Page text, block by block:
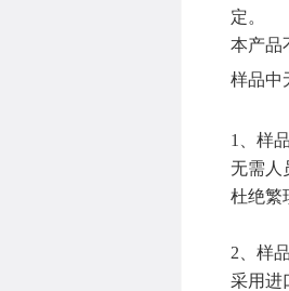
定。
本产品
样品中
1、样
无需人
杜绝繁
2、样
采用进